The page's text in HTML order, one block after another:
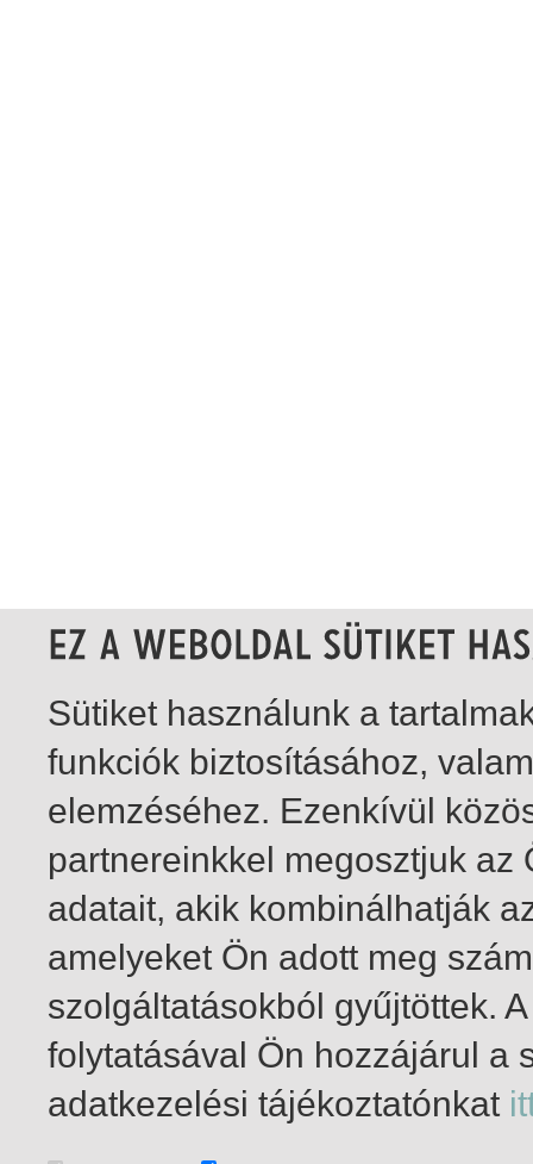
1-3 / összesen 3 találat
Sütiket használunk a
funkciók biztosításához,
elemzéséhez. Ezenkívül
partnereinkkel megosztjuk
adatait, akik kombinálhatják
amelyeket Ön adott meg
szolgáltatásokból gyűjtöttek.
folytatásával Ön hozzájárul a
adatkezelési tájékoztatónkat